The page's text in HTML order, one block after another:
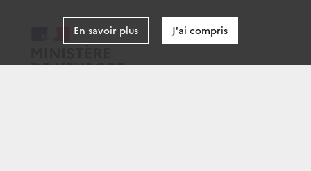
En savoir plus J'ai compris